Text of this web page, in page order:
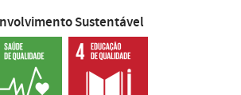
Sustentável